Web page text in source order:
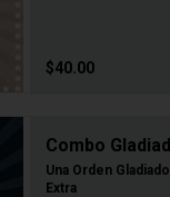
$40.00
Combo
Una Orden
Extra